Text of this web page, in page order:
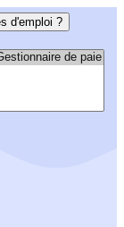
d'emploi ?